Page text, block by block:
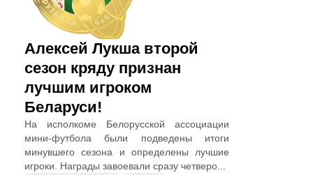
Алексей Лукша второй
сезон кряду признан
лучшим игроком
Беларуси!
На исполкоме Белорусской ассоциации
мини-футбола были подведены итоги
минувшего сезона и определены лучшие
игроки. Награды завоевали сразу четверо...